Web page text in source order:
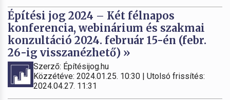
Építési jog 2024 – Két félnapos
konferencia, webinárium és szakmai
konzultáció 2024. február 15-én (febr.
26-ig visszanézhető) »
Szerző: Építésijog.hu
Közzétéve: 2024.01.25. 10:30 | Utolsó frissítés:
2024.04.27. 11:31